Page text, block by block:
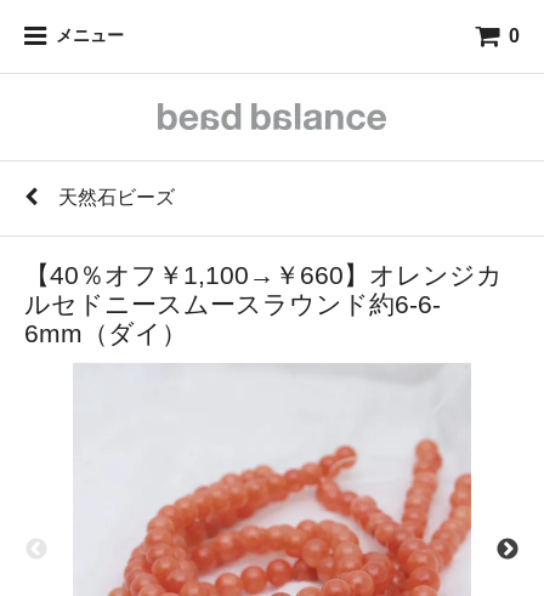
メニュー 0
天然石ビーズ
【40％オフ￥1,100→￥660】オレンジカ
ルセドニースムースラウンド約6-6-
6mm（ダイ）